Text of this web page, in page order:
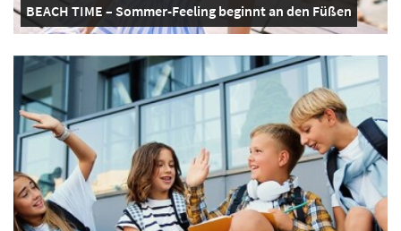
BEACH TIME – Sommer-Feeling beginnt an den Füßen